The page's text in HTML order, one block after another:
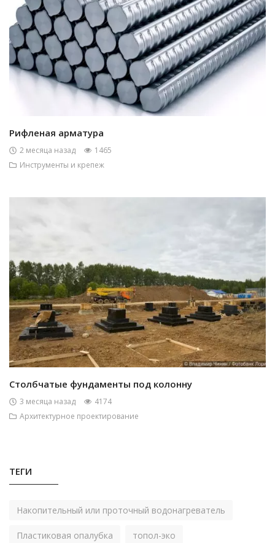
Рифленая арматура
2 месяца назад
1465
Инструменты и крепеж
Столбчатые фундаменты под колонну
3 месяца назад
4174
Архитектурное проектирование
ТЕГИ
Накопительный или проточный водонагреватель
Пластиковая опалубка топол-эко